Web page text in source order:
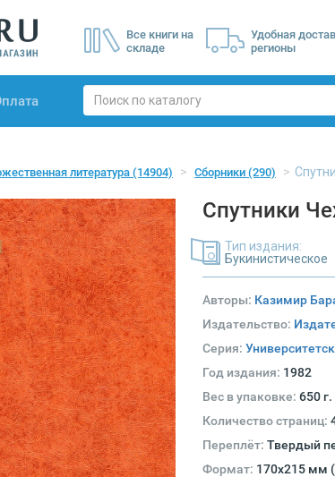
Все книги на
складе
Удобная
регионы
литература (14904) Сборники (290)
Спутники
Тип издания:
Букинистическое
Авторы: Казимир
Издательство:
Серия:
Год издания: 1982
Вес в упаковке: 650 г.
Количество страниц:
Переплёт: Твердый
Формат: 170х215 мм